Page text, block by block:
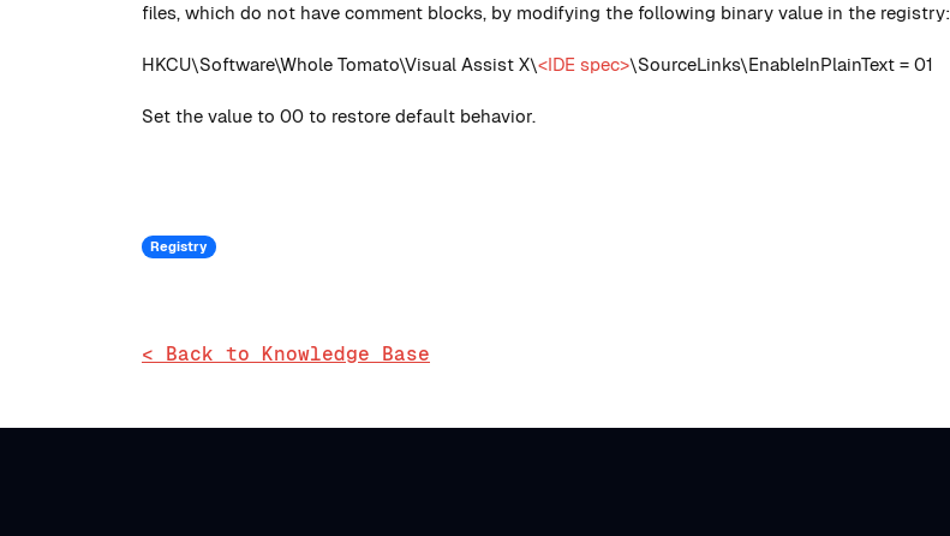
files, which do not have comment blocks, by modifying the following binary value in the registry:
HKCU\Software\Whole Tomato\Visual Assist X\<IDE spec>\SourceLinks\EnableInPlainText = 01
Set the value to 00 to restore default behavior.
Registry
< Back to Knowledge Base